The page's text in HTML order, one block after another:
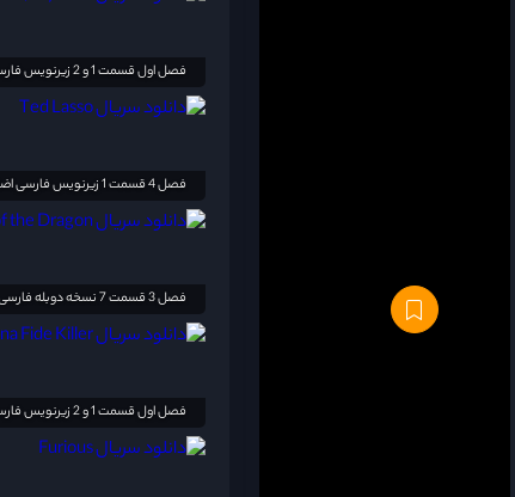
فصل اول قسمت 1 و 2 زیرنویس فارسی قرار گرفت
فصل 3 قسمت 7 نسخه دوبله فارسی اضافه شد
فصل اول قسمت 1 و 2 زیرنویس فارسی قرار گرفت